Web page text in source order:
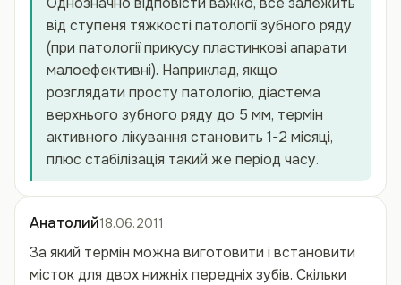
від ступеня тяжкості патології зубного ряду
(при патології прикусу пластинкові апарати
малоефективні). Наприклад, якщо
розглядати просту патологію, діастема
верхнього зубного ряду до 5 мм, термін
активного лікування становить 1-2 місяці,
плюс стабілізація такий же період часу.
Анатолий18.06.2011
За який термін можна виготовити і встановити
місток для двох нижніх передніх зубів. Скільки